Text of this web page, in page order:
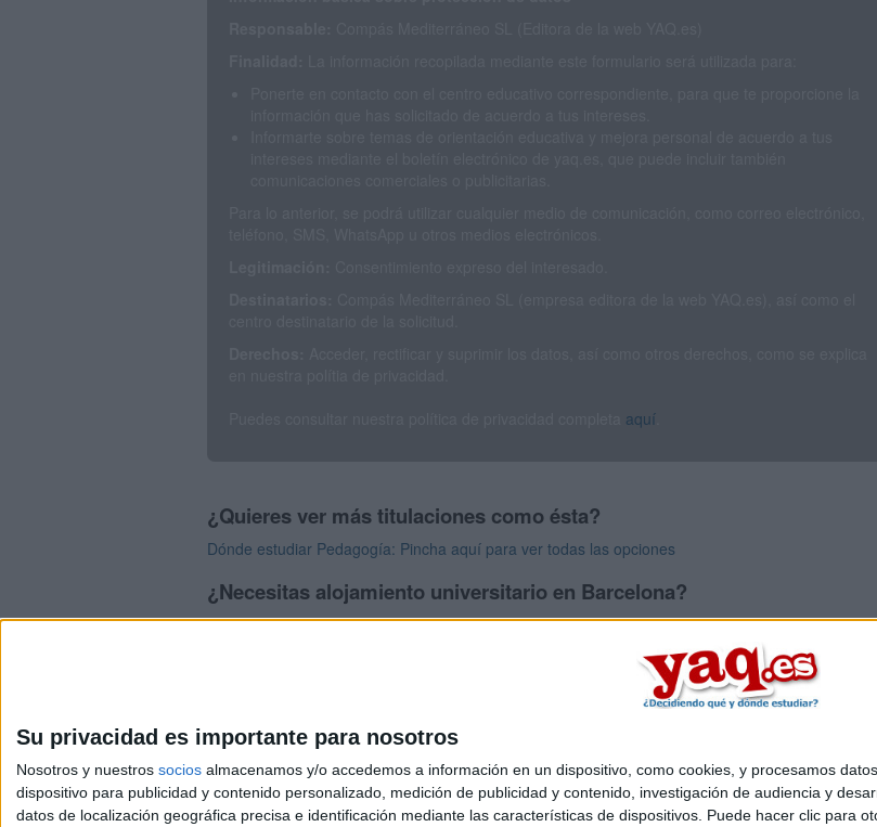
Su privacidad es importante para nosotros
Nosotros y nuestros socios almacenamos y/o accedemos a información en un dispositivo, como cookies, y procesamos
dispositivo para publicidad y contenido personalizado, medición de publicidad y contenido, investigación de audiencia y
datos de localización geográfica precisa e identificación mediante las características de dispositivos. Puede hacer clic para
aquí
¿Quieres ver más titulaciones como ésta?
Dónde estudiar Pedagogía: Pincha aquí para ver todas las opciones
¿Necesitas alojamiento universitario en Barcelona?
>> Residencias de estudiantes y colegios mayores en Barcelona
Quiénes somos|Contactar|Anúnciate
Aviso legal|Politica de privacidad|Condiciones generales|
© 2003-2026Compás Mediterráneo S.L.- Diego de León 47 - 28006